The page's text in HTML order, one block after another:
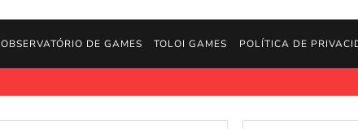
OBSERVATÓRIO DE GAMES TOLOI GAMES POLÍTICA DE